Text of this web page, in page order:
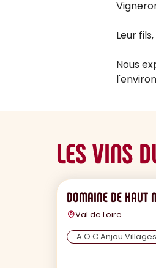
Leur
Nous
LES VINS
DOMAINE DE HAUT
Val de Loire
A.O.C Anjou Villages